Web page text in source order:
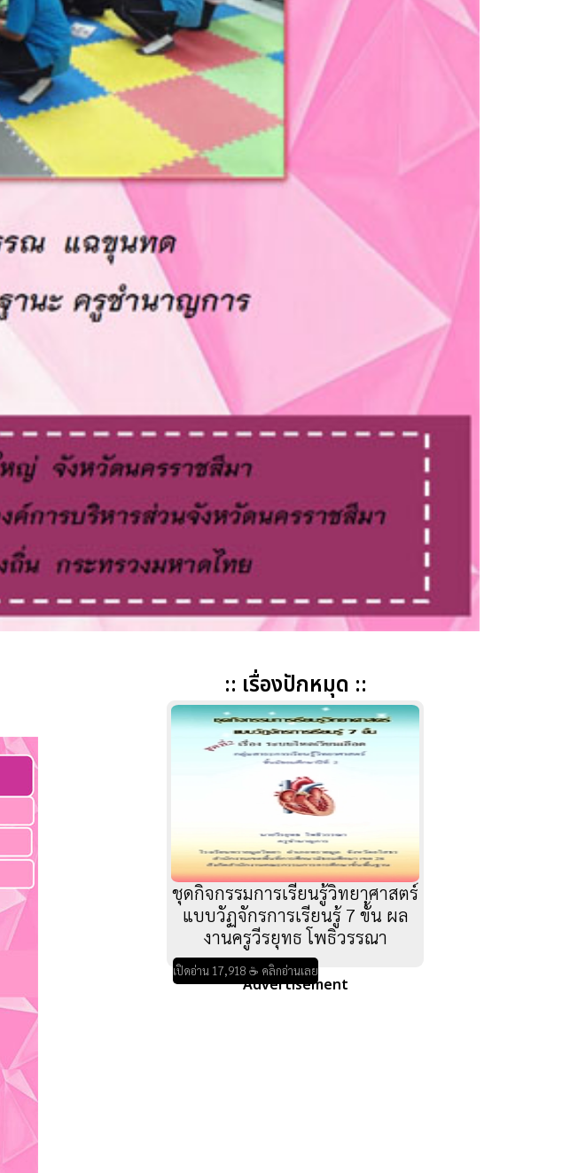
:: เรื่องปักหมุด ::
ชุดกิจกรรมการเรียนรู้วิทยาศาสตร์
แบบวัฏจักรการเรียนรู้ 7 ขั้น ผล
งานครูวีรยุทธ โพธิวรรณา
เปิดอ่าน 17,918 ☕ คลิกอ่านเลย
Advertisement